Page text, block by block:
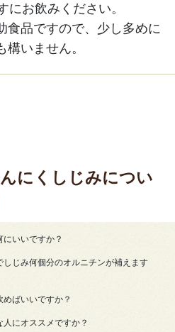
にお飲みください。
食品ですので、少し多めに
いません。
にくしじみについ
いいですか？
しじみ何個分のオルニチンが補えます
めばいいですか？
人にオススメですか？